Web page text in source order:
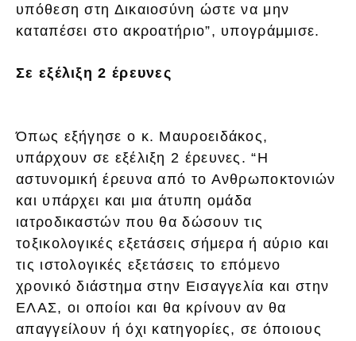
υπόθεση στη Δικαιοσύνη ώστε να μην
καταπέσει στο ακροατήριο”, υπογράμμισε.
Σε εξέλιξη 2 έρευνες
Όπως εξήγησε ο κ. Μαυροειδάκος,
υπάρχουν σε εξέλιξη 2 έρευνες. “Η
αστυνομική έρευνα από το Ανθρωποκτονιών
και υπάρχει και μια άτυπη ομάδα
ιατροδικαστών που θα δώσουν τις
τοξικολογικές εξετάσεις σήμερα ή αύριο και
τις ιστολογικές εξετάσεις το επόμενο
χρονικό διάστημα στην Εισαγγελία και στην
ΕΛΑΣ, οι οποίοι και θα κρίνουν αν θα
απαγγείλουν ή όχι κατηγορίες, σε όποιους